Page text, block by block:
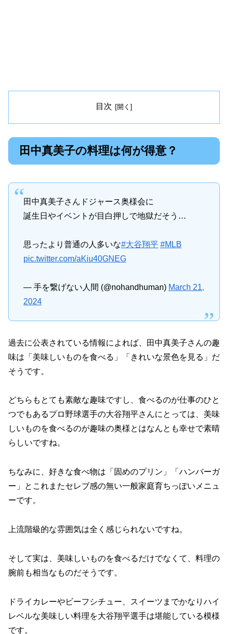
目次
田中真美子の料理は何が得意？
田中真美子さんドジャース奥様会に
誕生日やイベントが目白押しで地獄だそう…
思ったより普通の人多いな#大谷翔平 #MLB
pic.twitter.com/aKiu40GNEG
— 手を繋げない人間 (@nohandhuman) March 21,
2024
過去に公表されている情報によれば、田中真美子さんの趣
味は「美味しいものを食べる」「きれいな景色を見る」だ
そうです。
どちらもとても素敵な趣味ですし、食べるのが仕事のひと
つでもあるプロ野球選手の大谷翔平さんにとっては、美味
しいものを食べるのが趣味の奥様とはなんとも幸せで素晴
らしいですね。
ちなみに、好きな食べ物は「固めのプリン」「ハンバーガ
ー」とこれまたセレブ感の無い一般家庭育ちっぽいメニュ
ーです。
上流階級的な雰囲気は全く感じられないですね。
そして実は、美味しいものを食べるだけでなくて、料理の
腕前も相当なものだそうです。
ドライカレーやビーフシチュー、スイーツまでかなりハイ
レベルな美味しい料理を大谷翔平選手は堪能している模様
です。